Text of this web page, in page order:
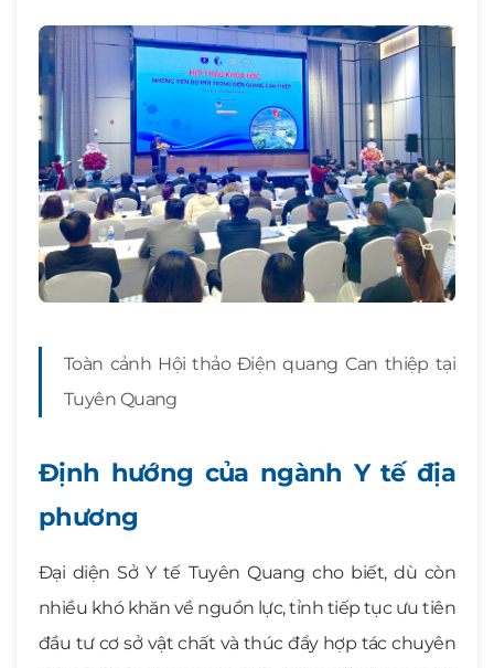
Toàn cảnh Hội thảo Điện quang Can thiệp tại
Tuyên Quang
Định hướng của ngành Y tế địa
phương
Đại diện Sở Y tế Tuyên Quang cho biết, dù còn
nhiều khó khăn về nguồn lực, tỉnh tiếp tục ưu tiên
đầu tư cơ sở vật chất và thúc đẩy hợp tác chuyên